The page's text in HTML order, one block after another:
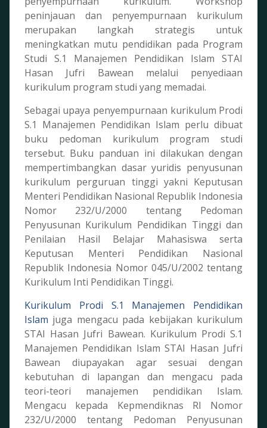
peninjauan dan penyempurnaan kurikulum
merupakan langkah strategis untuk
meningkatkan mutu pendidikan pada Program
Studi S.1 Manajemen Pendidikan Islam STAI
Hasan Jufri Bawean melalui penyediaan
kurikulum program studi yang memadai.
Sebagai upaya penyempurnaan kurikulum Prodi
S.1 Manajemen Pendidikan Islam perlu dibuat
buku pedoman kurikulum program studi
tersebut. Buku panduan ini dilakukan dengan
mempertimbangkan dasar yuridis penyusunan
kurikulum perguruan tinggi yakni Keputusan
Menteri Pendidikan Nasional Republik Indonesia
Nomor 232/U/2000 tentang Pedoman
Penyusunan Kurikulum Pendidikan Tinggi dan
Penilaian Hasil Belajar Mahasiswa serta
Keputusan Menteri Pendidikan Nasional
Republik Indonesia Nomor 045/U/2002 tentang
Kurikulum Inti Pendidikan Tinggi.
Kurikulum Prodi S.1 Manajemen Pendidikan
Islam juga mengacu pada kebijakan kurikulum
STAI Hasan Jufri Bawean. Kurikulum Prodi S.1
Manajemen Pendidikan Islam STAI Hasan Jufri
Bawean diupayakan agar sesuai dengan
kebutuhan di lapangan dan mengacu pada
teori-teori manajemen pendidikan Islam.
Mengacu kepada Kepmendiknas RI Nomor
232/U/2000 tentang Pedoman Penyusunan